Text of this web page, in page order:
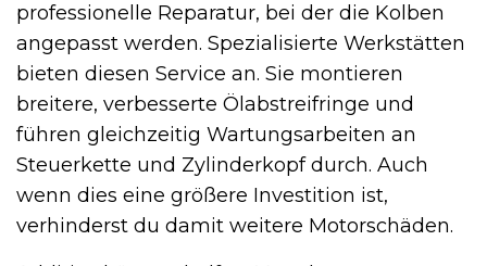
professionelle Reparatur, bei der die Kolben
angepasst werden. Spezialisierte Werkstätten
bieten diesen Service an. Sie montieren
breitere, verbesserte Ölabstreifringe und
führen gleichzeitig Wartungsarbeiten an
Steuerkette und Zylinderkopf durch. Auch
wenn dies eine größere Investition ist,
verhinderst du damit weitere Motorschäden.